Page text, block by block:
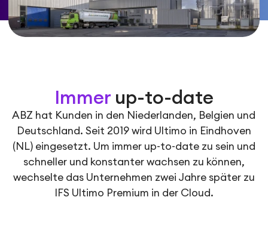
Immerup-to-date
ABZ hat Kunden in den Niederlanden, Belgien und
Deutschland. Seit 2019 wird Ultimo in Eindhoven
(NL) eingesetzt. Um immer up-to-date zu sein und
schneller und konstanter wachsen zu können,
wechselte das Unternehmen zwei Jahre später zu
IFS Ultimo Premium in der Cloud.